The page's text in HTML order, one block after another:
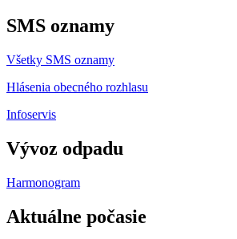
SMS oznamy
Všetky SMS oznamy
Hlásenia obecného rozhlasu
Infoservis
Vývoz odpadu
Harmonogram
Aktuálne počasie